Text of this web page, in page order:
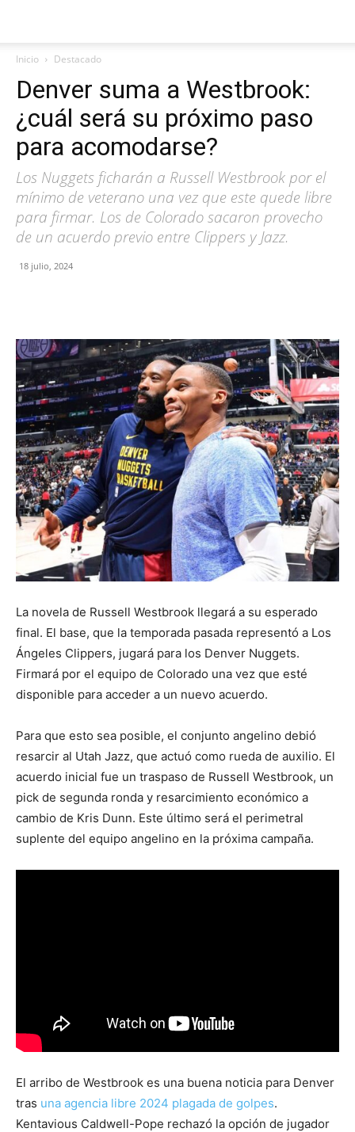
Inicio Destacado
Denver suma a Westbrook:
¿cuál será su próximo paso
para acomodarse?
Los Nuggets ficharán a Russell Westbrook por el
mínimo de veterano una vez que este quede libre
para firmar. Los de Colorado sacaron provecho
de un acuerdo previo entre Clippers y Jazz.
18 julio, 2024
La novela de Russell Westbrook llegará a su esperado
final. El base, que la temporada pasada representó a Los
Ángeles Clippers, jugará para los Denver Nuggets.
Firmará por el equipo de Colorado una vez que esté
disponible para acceder a un nuevo acuerdo.
Para que esto sea posible, el conjunto angelino debió
resarcir al Utah Jazz, que actuó como rueda de auxilio. El
acuerdo inicial fue un traspaso de Russell Westbrook, un
pick de segunda ronda y resarcimiento económico a
cambio de Kris Dunn. Este último será el perimetral
suplente del equipo angelino en la próxima campaña.
El arribo de Westbrook es una buena noticia para Denver
tras una agencia libre 2024 plagada de golpes.
Kentavious Caldwell-Pope rechazó la opción de jugador